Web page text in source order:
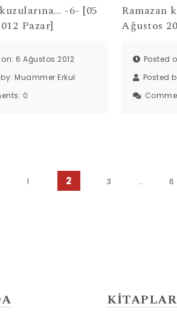
-6- [05
Pazar]
6 Ağustos 2012
Muammer Erkul
0
Ramazan
Ağustos
Posted
Posted
1 2 3 … 6